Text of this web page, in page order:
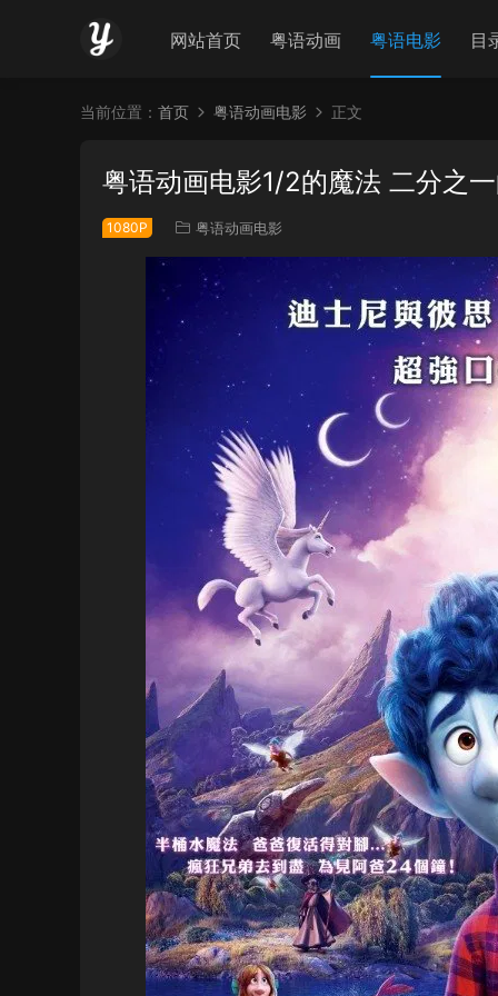
网站首页 粤语动画 粤语电影 目
当前位置： 首页 粤语动画电影 正文
粤语动画电影1/2的魔法 二分之
1080P 粤语动画电影